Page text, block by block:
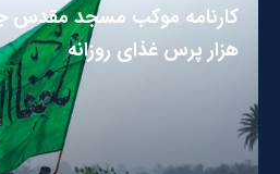
هزار پرس غذای روزانه